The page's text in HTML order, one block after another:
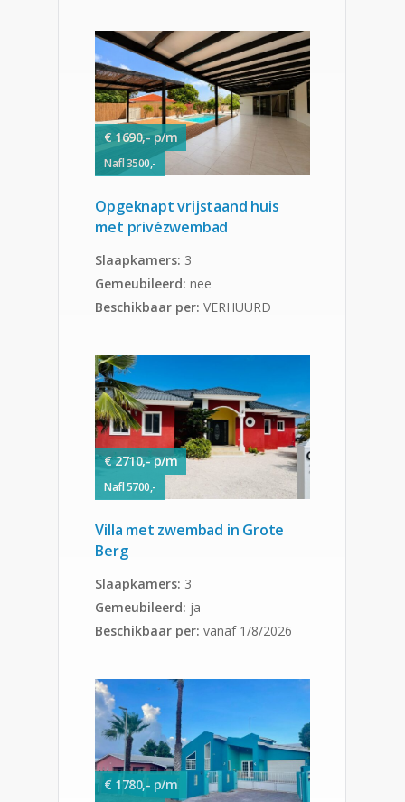
€ 1690,- p/m
Nafl 3500,-
Opgeknapt vrijstaand huis
met privézwembad
Slaapkamers: 3
Gemeubileerd:nee
Beschikbaar per:VERHUURD
€ 2710,- p/m
Nafl 5700,-
Villa met zwembad in Grote
Berg
Slaapkamers: 3
Gemeubileerd: ja
Beschikbaar per:vanaf 1/8/2026
€ 1780,- p/m